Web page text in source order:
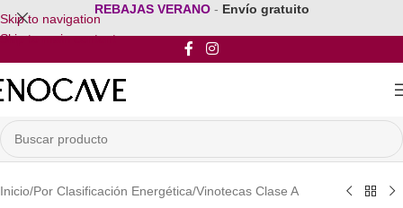
Skip to navigation
Skip to main content
REBAJAS VERANO - Envío gratuito
Inicio/Por Clasificación Energética/Vinotecas Clase A